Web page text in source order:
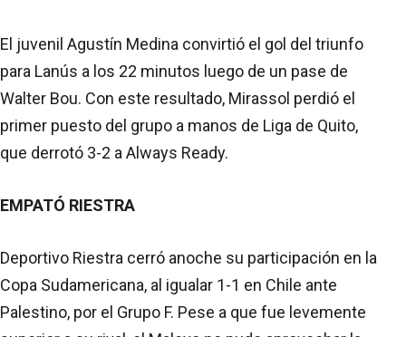
El juvenil Agustín Medina convirtió el gol del triunfo
para Lanús a los 22 minutos luego de un pase de
Walter Bou. Con este resultado, Mirassol perdió el
primer puesto del grupo a manos de Liga de Quito,
que derrotó 3-2 a Always Ready.
EMPATÓ RIESTRA
Deportivo Riestra cerró anoche su participación en la
Copa Sudamericana, al igualar 1-1 en Chile ante
Palestino, por el Grupo F. Pese a que fue levemente